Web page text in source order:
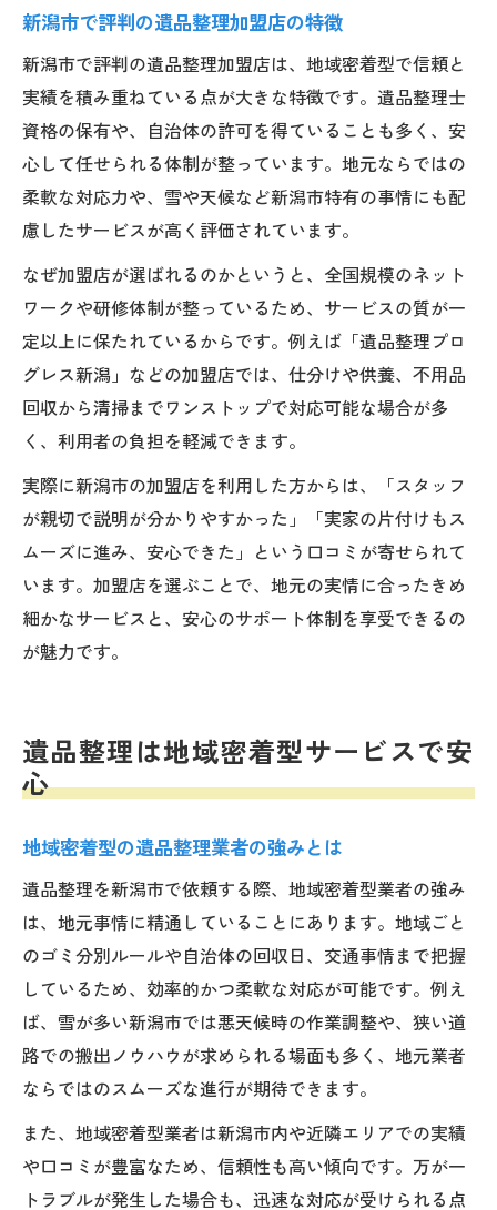
新潟市で評判の遺品整理加盟店の特徴
新潟市で評判の遺品整理加盟店は、地域密着型で信頼と
実績を積み重ねている点が大きな特徴です。遺品整理士
資格の保有や、自治体の許可を得ていることも多く、安
心して任せられる体制が整っています。地元ならではの
柔軟な対応力や、雪や天候など新潟市特有の事情にも配
慮したサービスが高く評価されています。
なぜ加盟店が選ばれるのかというと、全国規模のネット
ワークや研修体制が整っているため、サービスの質が一
定以上に保たれているからです。例えば「遺品整理プロ
グレス新潟」などの加盟店では、仕分けや供養、不用品
回収から清掃までワンストップで対応可能な場合が多
く、利用者の負担を軽減できます。
実際に新潟市の加盟店を利用した方からは、「スタッフ
が親切で説明が分かりやすかった」「実家の片付けもス
ムーズに進み、安心できた」という口コミが寄せられて
います。加盟店を選ぶことで、地元の実情に合ったきめ
細かなサービスと、安心のサポート体制を享受できるの
が魅力です。
遺品整理は地域密着型サービスで安
心
地域密着型の遺品整理業者の強みとは
遺品整理を新潟市で依頼する際、地域密着型業者の強み
は、地元事情に精通していることにあります。地域ごと
のゴミ分別ルールや自治体の回収日、交通事情まで把握
しているため、効率的かつ柔軟な対応が可能です。例え
ば、雪が多い新潟市では悪天候時の作業調整や、狭い道
路での搬出ノウハウが求められる場面も多く、地元業者
ならではのスムーズな進行が期待できます。
また、地域密着型業者は新潟市内や近隣エリアでの実績
や口コミが豊富なため、信頼性も高い傾向です。万が一
トラブルが発生した場合も、迅速な対応が受けられる点